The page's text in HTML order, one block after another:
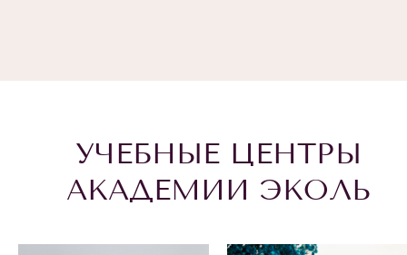
УЧЕБНЫЕ ЦЕНТРЫ
АКАДЕМИИ ЭКОЛЬ